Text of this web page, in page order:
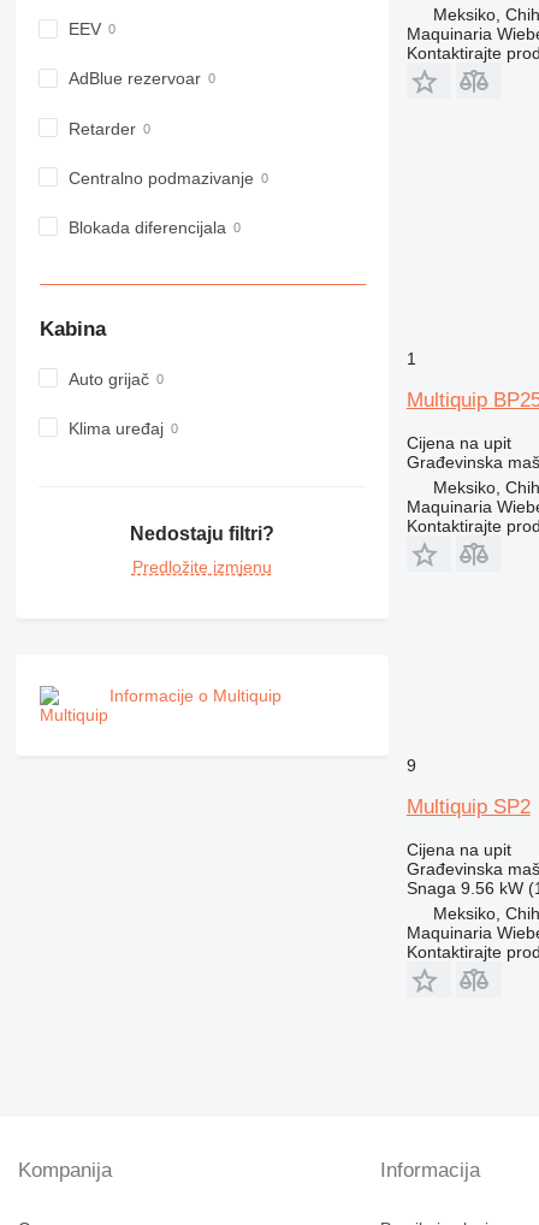
938
953
962
963
972
980
988
AP
D series
E-series
M-series
MH
EEV
AdBlue rezervoar
Retarder
Centralno podmazivanje
Blokada diferencijala
Kabina
Auto grijač
Klima uređaj
Nedostaju filtri?
Predložite izmjenu
Informacije o Multiquip
Meksiko,
Maquinaria
Kontaktirajte
1
Multiquip
Cijena na upit
Građevinska
Meksiko,
Maquinaria
Kontaktirajte
9
Multiquip SP2
Cijena na upit
Građevinska
Snaga 9.56 kW
Meksiko,
Maquinaria
Kontaktirajte
Kompanija Informacija